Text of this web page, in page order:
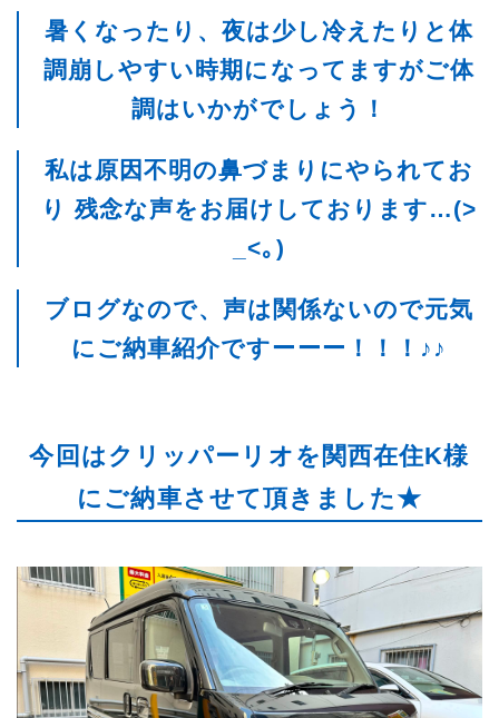
暑くなったり、夜は少し冷えたりと体
調崩しやすい時期になってますがご体
調はいかがでしょう！
私は原因不明の鼻づまりにやられてお
り 残念な声をお届けしております…(>
_<｡)
ブログなので、声は関係ないので元気
にご納車紹介ですーーー！！！♪︎♪︎
今回はクリッパーリオを関西在住K様
にご納車させて頂きました★